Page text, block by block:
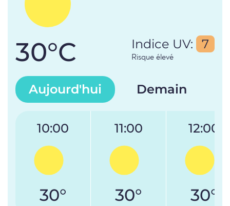
30°C Indice UV: 7
Risque élevé
Aujourd'hui Demain
10:00
30°
11:00
30°
12:00
30°